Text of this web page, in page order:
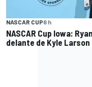
NASCAR CUP6 h
NASCAR Cup Iowa:
delante de Kyle Larson